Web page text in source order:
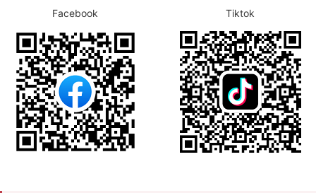
Facebook Tiktok